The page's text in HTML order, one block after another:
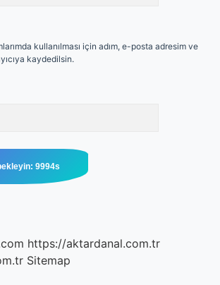
kullanılması için adım, e-posta adresim ve
kaydedilsin.
https://aktardanal.com.tr
Sitemap